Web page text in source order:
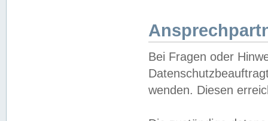
Bei Fragen oder
wenden. Diesen